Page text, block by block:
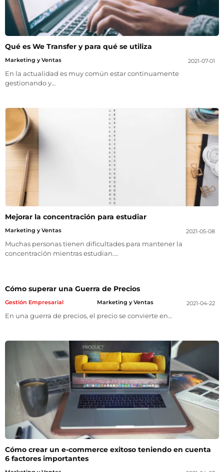
Qué es We Transfer y para qué se utiliza
Marketing y Ventas 2021-07-01
En la actualidad es muy común estar continuamente
gestionando y…
Mejorar la concentración para estudiar
Marketing y Ventas 2021-05-08
Muchas personas tienen dificultades para mantener la
concentración mientras estudian.…
Cómo superar una Guerra de Precios
Gestión Empresarial Marketing y Ventas 2021-04-22
En una guerra de precios, el precio se convierte en…
Cómo crear un e-commerce exitoso teniendo en cuenta
6 factores importantes